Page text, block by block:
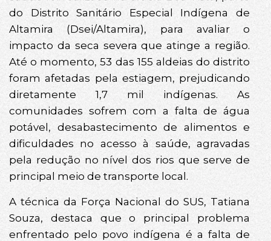
do Distrito Sanitário Especial Indígena de
Altamira (Dsei/Altamira), para avaliar o
impacto da seca severa que atinge a região.
Até o momento, 53 das 155 aldeias do distrito
foram afetadas pela estiagem, prejudicando
diretamente 1,7 mil indígenas. As
comunidades sofrem com a falta de água
potável, desabastecimento de alimentos e
dificuldades no acesso à saúde, agravadas
pela redução no nível dos rios que serve de
principal meio de transporte local.
A técnica da Força Nacional do SUS, Tatiana
Souza, destaca que o principal problema
enfrentado pelo povo indígena é a falta de